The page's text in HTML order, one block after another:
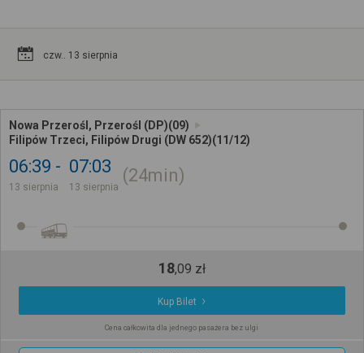
czw.. 13 sierpnia
Nowa Przerośl, Przerośl (DP)(09)
Filipów Trzeci, Filipów Drugi (DW 652)(11/12)
06:39
13 sierpnia
07:03
13 sierpnia
24min
18,09 zł
Kup Bilet
Cena całkowita dla jednego pasażera bez ulgi